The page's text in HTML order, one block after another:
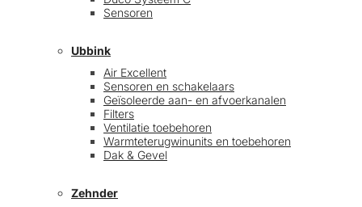
Sensoren
Ubbink
Air Excellent
Sensoren en schakelaars
Geïsoleerde aan- en afvoerkanalen
Filters
Ventilatie toebehoren
Warmteterugwinunits en toebehoren
Dak & Gevel
Zehnder